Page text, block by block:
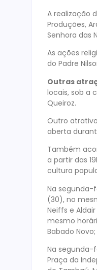
A realização
Produções,
Senhora das
As ações
do Padre
Outras
locais, sob a
Queiroz.
Outro
aberta
Também
a partir das
cultura
Na segunda-
(30), no
Neiffs e
mesmo
Babado
Na segunda-
Praça da